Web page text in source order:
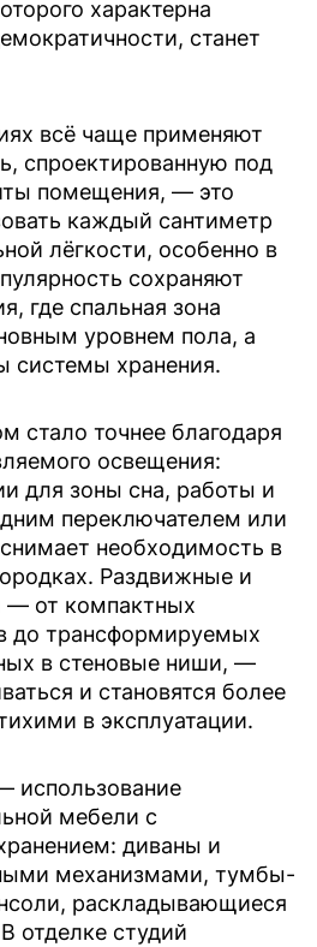
характерна
станет
всё чаще применяют
спроектированную под
помещения, — это
каждый сантиметр
лёгкости, особенно в
сохраняют
где спальная зона
уровнем пола, а
системы хранения.
стало точнее благодаря
освещения:
для зоны сна, работы и
переключателем или
необходимость в
Раздвижные и
— от компактных
до трансформируемых
в стеновые ниши, —
и становятся более
в эксплуатации.
использование
мебели с
диваны и
механизмами, тумбы-
раскладывающиеся
отделке студий